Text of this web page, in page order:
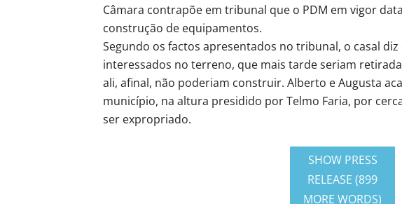
Câmara contrapõe em tribunal que o PDM em vigor
construção de equipamentos.
Segundo os factos apresentados no tribunal, o casal
interessados no terreno, que mais tarde seriam
ali, afinal, não poderiam construir. Alberto e Augusta
município, na altura presidido por Telmo Faria, por
ser expropriado.
SHOW PRESS
RELEASE (899
MORE WORDS)